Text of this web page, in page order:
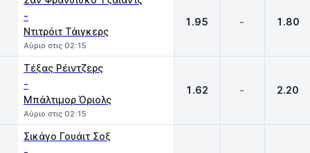
-
Ντιτρόιτ Τάιγκερς
Αύριο στις 02:15
1.95 - 1.80
Τέξας Ρέιντζερς
-
Μπάλτιμορ Όριολς
Αύριο στις 02:15
1.62 - 2.20
Σικάγο Γουάιτ Σοξ